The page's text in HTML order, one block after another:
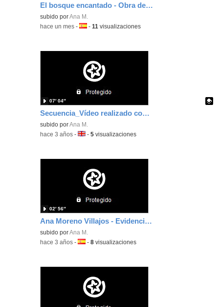
El bosque encantado - Obra de teatro - 3º 25_26
subido porAna M.
-hace un mes -Idioma:
-11 visualizaciones
Secuencia_Vídeo realizado con 5º_Protegiendo Identidad Pupils
Contenido educativo.
subido porAna M.
07′ 04″
-hace 3 años -Idioma:
-5 visualizaciones
Ana Moreno Villajos - Evidencia F3 - Innovación metodológica
subido porAna M.
02′ 56″
-hace 3 años -Idioma:
-8 visualizaciones